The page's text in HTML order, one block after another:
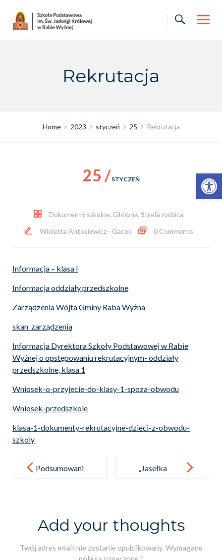
Otwórz pasek narzędzi
content
Rekrutacja
Home 2023 styczeń 25 Rekrutacja
25 / STYCZEŃ
Dokumenty szkolne, Główna, Strefa rodzica
Wioletta Antosiewicz - Gacek
0 Comments
Informacja – klasa I
Informacja oddziały przedszkolne
Zarządzenia Wójta Gminy Raba Wyżna
skan_zarządzenia
Informacja Dyrektora Szkoły Podstawowej w Rabie
Wyżnej o opstępowaniu rekrutacyjnym- oddziały
przedszkolne, klasa 1
Wniosek-o-przyjecie-do-klasy-1-spoza-obwodu
Wniosek-przedszkole
klasa-1-dokumenty-rekrutacyjne-dzieci-z-obwodu-
szkoly
navigationPodsumowani
iowych.
„Jasełka
Add your thoughts
Twój adres email nie zostanie opublikowany.Wymagane